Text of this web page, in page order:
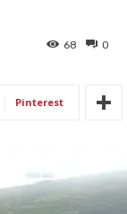
0
68
Pinterest